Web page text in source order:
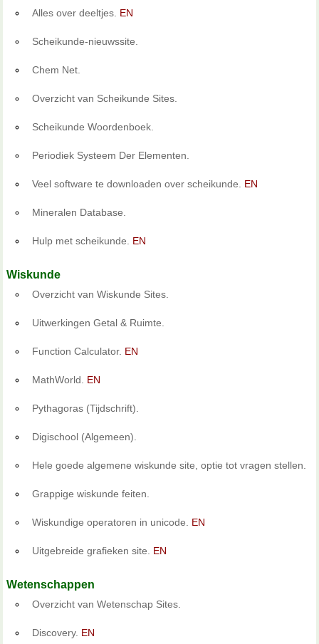
Alles over deeltjes. EN
Scheikunde-nieuwssite.
Chem Net.
Overzicht van Scheikunde Sites.
Scheikunde Woordenboek.
Periodiek Systeem Der Elementen.
Veel software te downloaden over scheikunde. EN
Mineralen Database.
Hulp met scheikunde. EN
Wiskunde
Overzicht van Wiskunde Sites.
Uitwerkingen Getal & Ruimte.
Function Calculator. EN
MathWorld. EN
Pythagoras (Tijdschrift).
Digischool (Algemeen).
Hele goede algemene wiskunde site, optie tot vragen stellen.
Grappige wiskunde feiten.
Wiskundige operatoren in unicode. EN
Uitgebreide grafieken site. EN
Wetenschappen
Overzicht van Wetenschap Sites.
Discovery. EN